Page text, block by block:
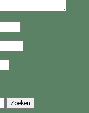
Zoeken